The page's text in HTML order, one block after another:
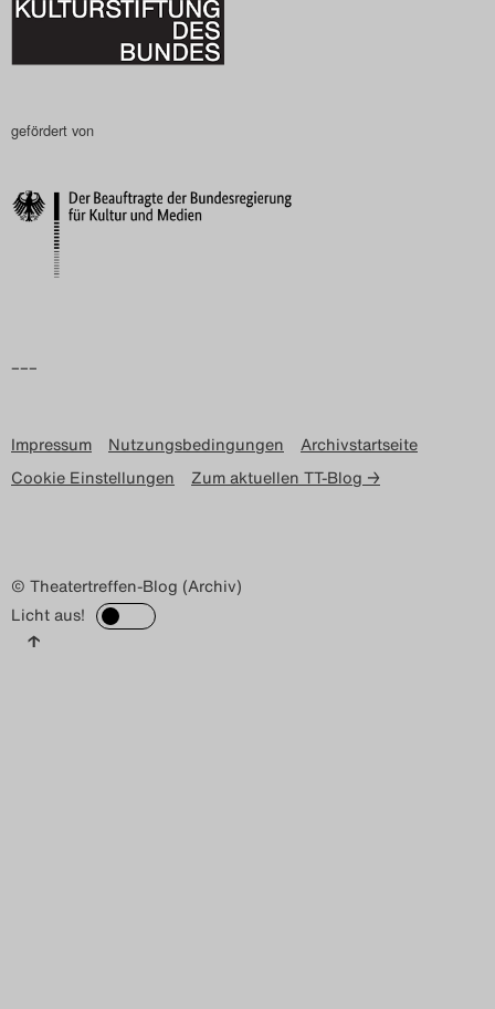
gefördert von
–––
Impressum Nutzungsbedingungen
Archivstartseite
Cookie Einstellungen
Zum aktuellen TT-Blog →
© Theatertreffen-Blog (Archiv)
Licht aus!
↑